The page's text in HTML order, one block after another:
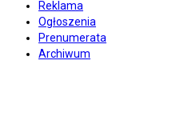
Reklama
Ogłoszenia
Prenumerata
Archiwum